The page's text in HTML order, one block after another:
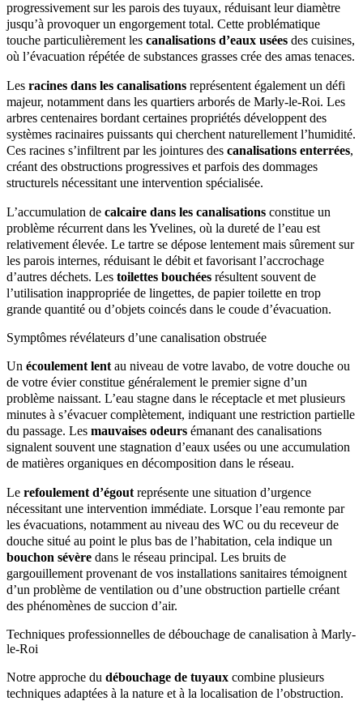
progressivement sur les parois des tuyaux, réduisant leur diamètre
jusqu’à provoquer un engorgement total. Cette problématique
touche particulièrement les canalisations d’eaux usées des cuisines,
où l’évacuation répétée de substances grasses crée des amas tenaces.
Les racines dans les canalisations représentent également un défi
majeur, notamment dans les quartiers arborés de Marly-le-Roi. Les
arbres centenaires bordant certaines propriétés développent des
systèmes racinaires puissants qui cherchent naturellement l’humidité.
Ces racines s’infiltrent par les jointures des canalisations enterrées,
créant des obstructions progressives et parfois des dommages
structurels nécessitant une intervention spécialisée.
L’accumulation de calcaire dans les canalisations constitue un
problème récurrent dans les Yvelines, où la dureté de l’eau est
relativement élevée. Le tartre se dépose lentement mais sûrement sur
les parois internes, réduisant le débit et favorisant l’accrochage
d’autres déchets. Les toilettes bouchées résultent souvent de
l’utilisation inappropriée de lingettes, de papier toilette en trop
grande quantité ou d’objets coincés dans le coude d’évacuation.
Symptômes révélateurs d’une canalisation obstruée
Un écoulement lent au niveau de votre lavabo, de votre douche ou
de votre évier constitue généralement le premier signe d’un
problème naissant. L’eau stagne dans le réceptacle et met plusieurs
minutes à s’évacuer complètement, indiquant une restriction partielle
du passage. Les mauvaises odeurs émanant des canalisations
signalent souvent une stagnation d’eaux usées ou une accumulation
de matières organiques en décomposition dans le réseau.
Le refoulement d’égout représente une situation d’urgence
nécessitant une intervention immédiate. Lorsque l’eau remonte par
les évacuations, notamment au niveau des WC ou du receveur de
douche situé au point le plus bas de l’habitation, cela indique un
bouchon sévère dans le réseau principal. Les bruits de
gargouillement provenant de vos installations sanitaires témoignent
d’un problème de ventilation ou d’une obstruction partielle créant
des phénomènes de succion d’air.
Techniques professionnelles de débouchage de canalisation à Marly-
le-Roi
Notre approche du débouchage de tuyaux combine plusieurs
techniques adaptées à la nature et à la localisation de l’obstruction.